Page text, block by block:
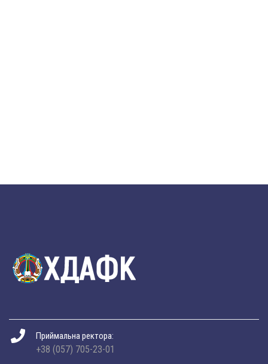
Приймальна ректора:
+38 (057) 705-23-01